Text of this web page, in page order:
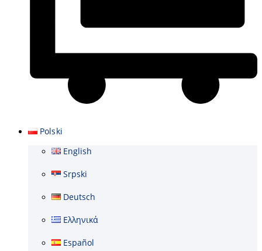
Polski
English
Srpski
Deutsch
Ελληνικά
Español